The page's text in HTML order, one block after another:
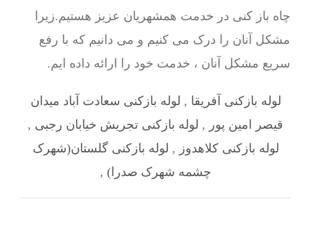
چاه باز کنی در خدمت همشهریان عزیز هستیم.زیرا
مشکل آنان را درک می کنیم و می دانیم که با رفع
سریع مشکل آنان ، خدمت خود را ارائه داده ایم.
لوله بازکنی آفریقا , لوله بازکنی سعادت آباد میدان
قیصر امین پور , لوله بازکنی تجریش خیابان رجبی ,
لوله بازکنی کلاهدوز , لوله بازکنی گلستان(شهرک
چشمه شهرک صدرا) ,